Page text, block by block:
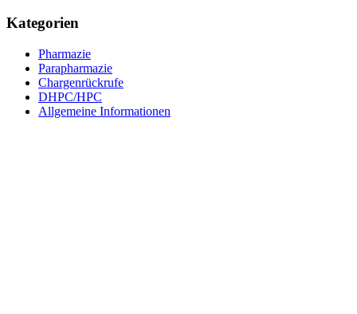
Kategorien
Pharmazie
Parapharmazie
Chargenrückrufe
DHPC/HPC
Allgemeine Informationen